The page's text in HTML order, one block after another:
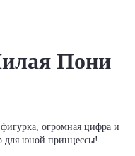
Пони
огромная цифра и
для юной принцессы!